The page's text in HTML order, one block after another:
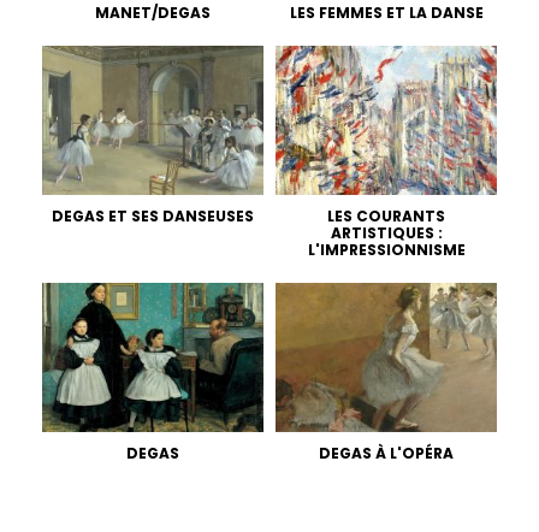
MANET/DEGAS LES FEMMES ET LA DANSE
DEGAS ET SES DANSEUSES
LES COURANTS
ARTISTIQUES :
L'IMPRESSIONNISME
DEGAS DEGAS À L'OPÉRA